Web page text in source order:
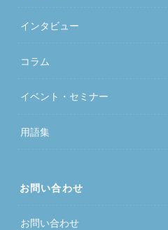
インタビュー
コラム
イベント・セミナー
用語集
お問い合わせ
お問い合わせ